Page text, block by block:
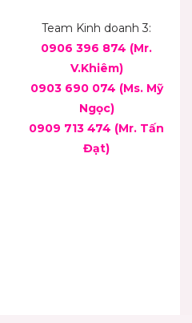
Team Kinh doanh 3:
0906 396 874 (Mr.
V.Khiêm)
0903 690 074 (Ms. Mỹ
Ngọc)
0909 713 474 (Mr. Tấn
Đạt)